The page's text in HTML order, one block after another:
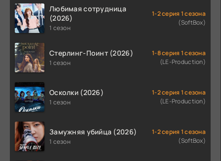
Любимая сотрудница
(2026)
1 сезон
1-2 серия 1 сезона
(SoftBox)
Стерлинг-Поинт (2026)
1 сезон
1-8 серия 1 сезона
(LE-Production)
Осколки (2026)
1 сезон
1-2 серия 1 сезона
(LE-Production)
Замужняя убийца (2026)
1 сезон
1-2 серия 1 сезона
(SoftBox)